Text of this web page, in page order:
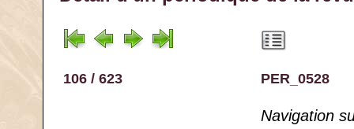
106 / 623 PER_0528
Navigation